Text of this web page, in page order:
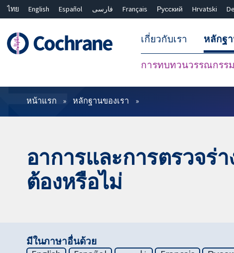
ไทย English Español فارسی Français Русский Hrvatski
เกี่ยวกับเรา หลักฐ
การทบทวนวรรณกรร
ตัวกรอง
หน้าแรก หลักฐานของเรา
อาการและการตรวจร่
ต้องหรือไม่
มีในภาษาอื่นด้วย